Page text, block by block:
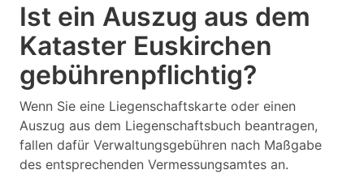
Ist ein Auszug aus dem
Kataster Euskirchen
gebührenpflichtig?
Wenn Sie eine Liegenschaftskarte oder einen
Auszug aus dem Liegenschaftsbuch beantragen,
fallen dafür Verwaltungsgebühren nach Maßgabe
des entsprechenden Vermessungsamtes an.